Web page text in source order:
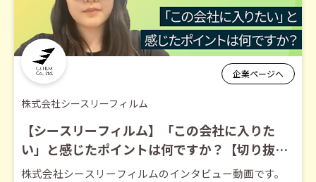
企業ページへ
株式会社シースリーフィルム
【シースリーフィルム】「この会社に入りた
い」と感じたポイントは何ですか？【切り抜
き】
株式会社シースリーフィルムのインタビュー動画です。